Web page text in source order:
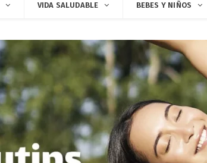
VIDA SALUDABLE BEBES Y NIÑOS